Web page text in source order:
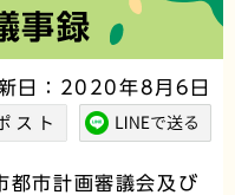
事録
日：2020年8月6日
都市計画審議会及び